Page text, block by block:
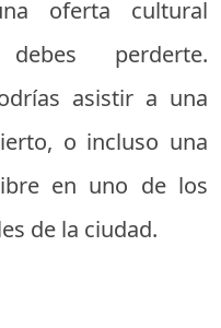
oferta cultural
perderte.
asistir a una
o incluso una
en uno de los
de la ciudad.